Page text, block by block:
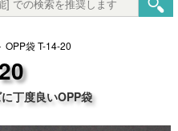
OPP袋 T-14-20
丁度良いOPP袋